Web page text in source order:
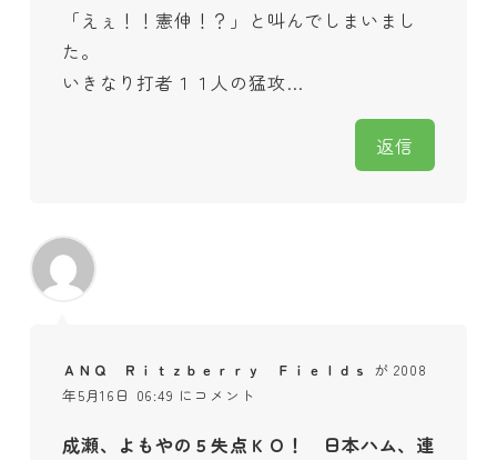
「えぇ！！憲伸！？」と叫んでしまいまし
た。
いきなり打者１１人の猛攻…
返信
ＡＮＱ Ｒｉｔｚｂｅｒｒｙ Ｆｉｅｌｄｓ
が 2008
年5月16日 06:49 にコメント
成瀬、よもやの５失点ＫＯ！ 日本ハム、連